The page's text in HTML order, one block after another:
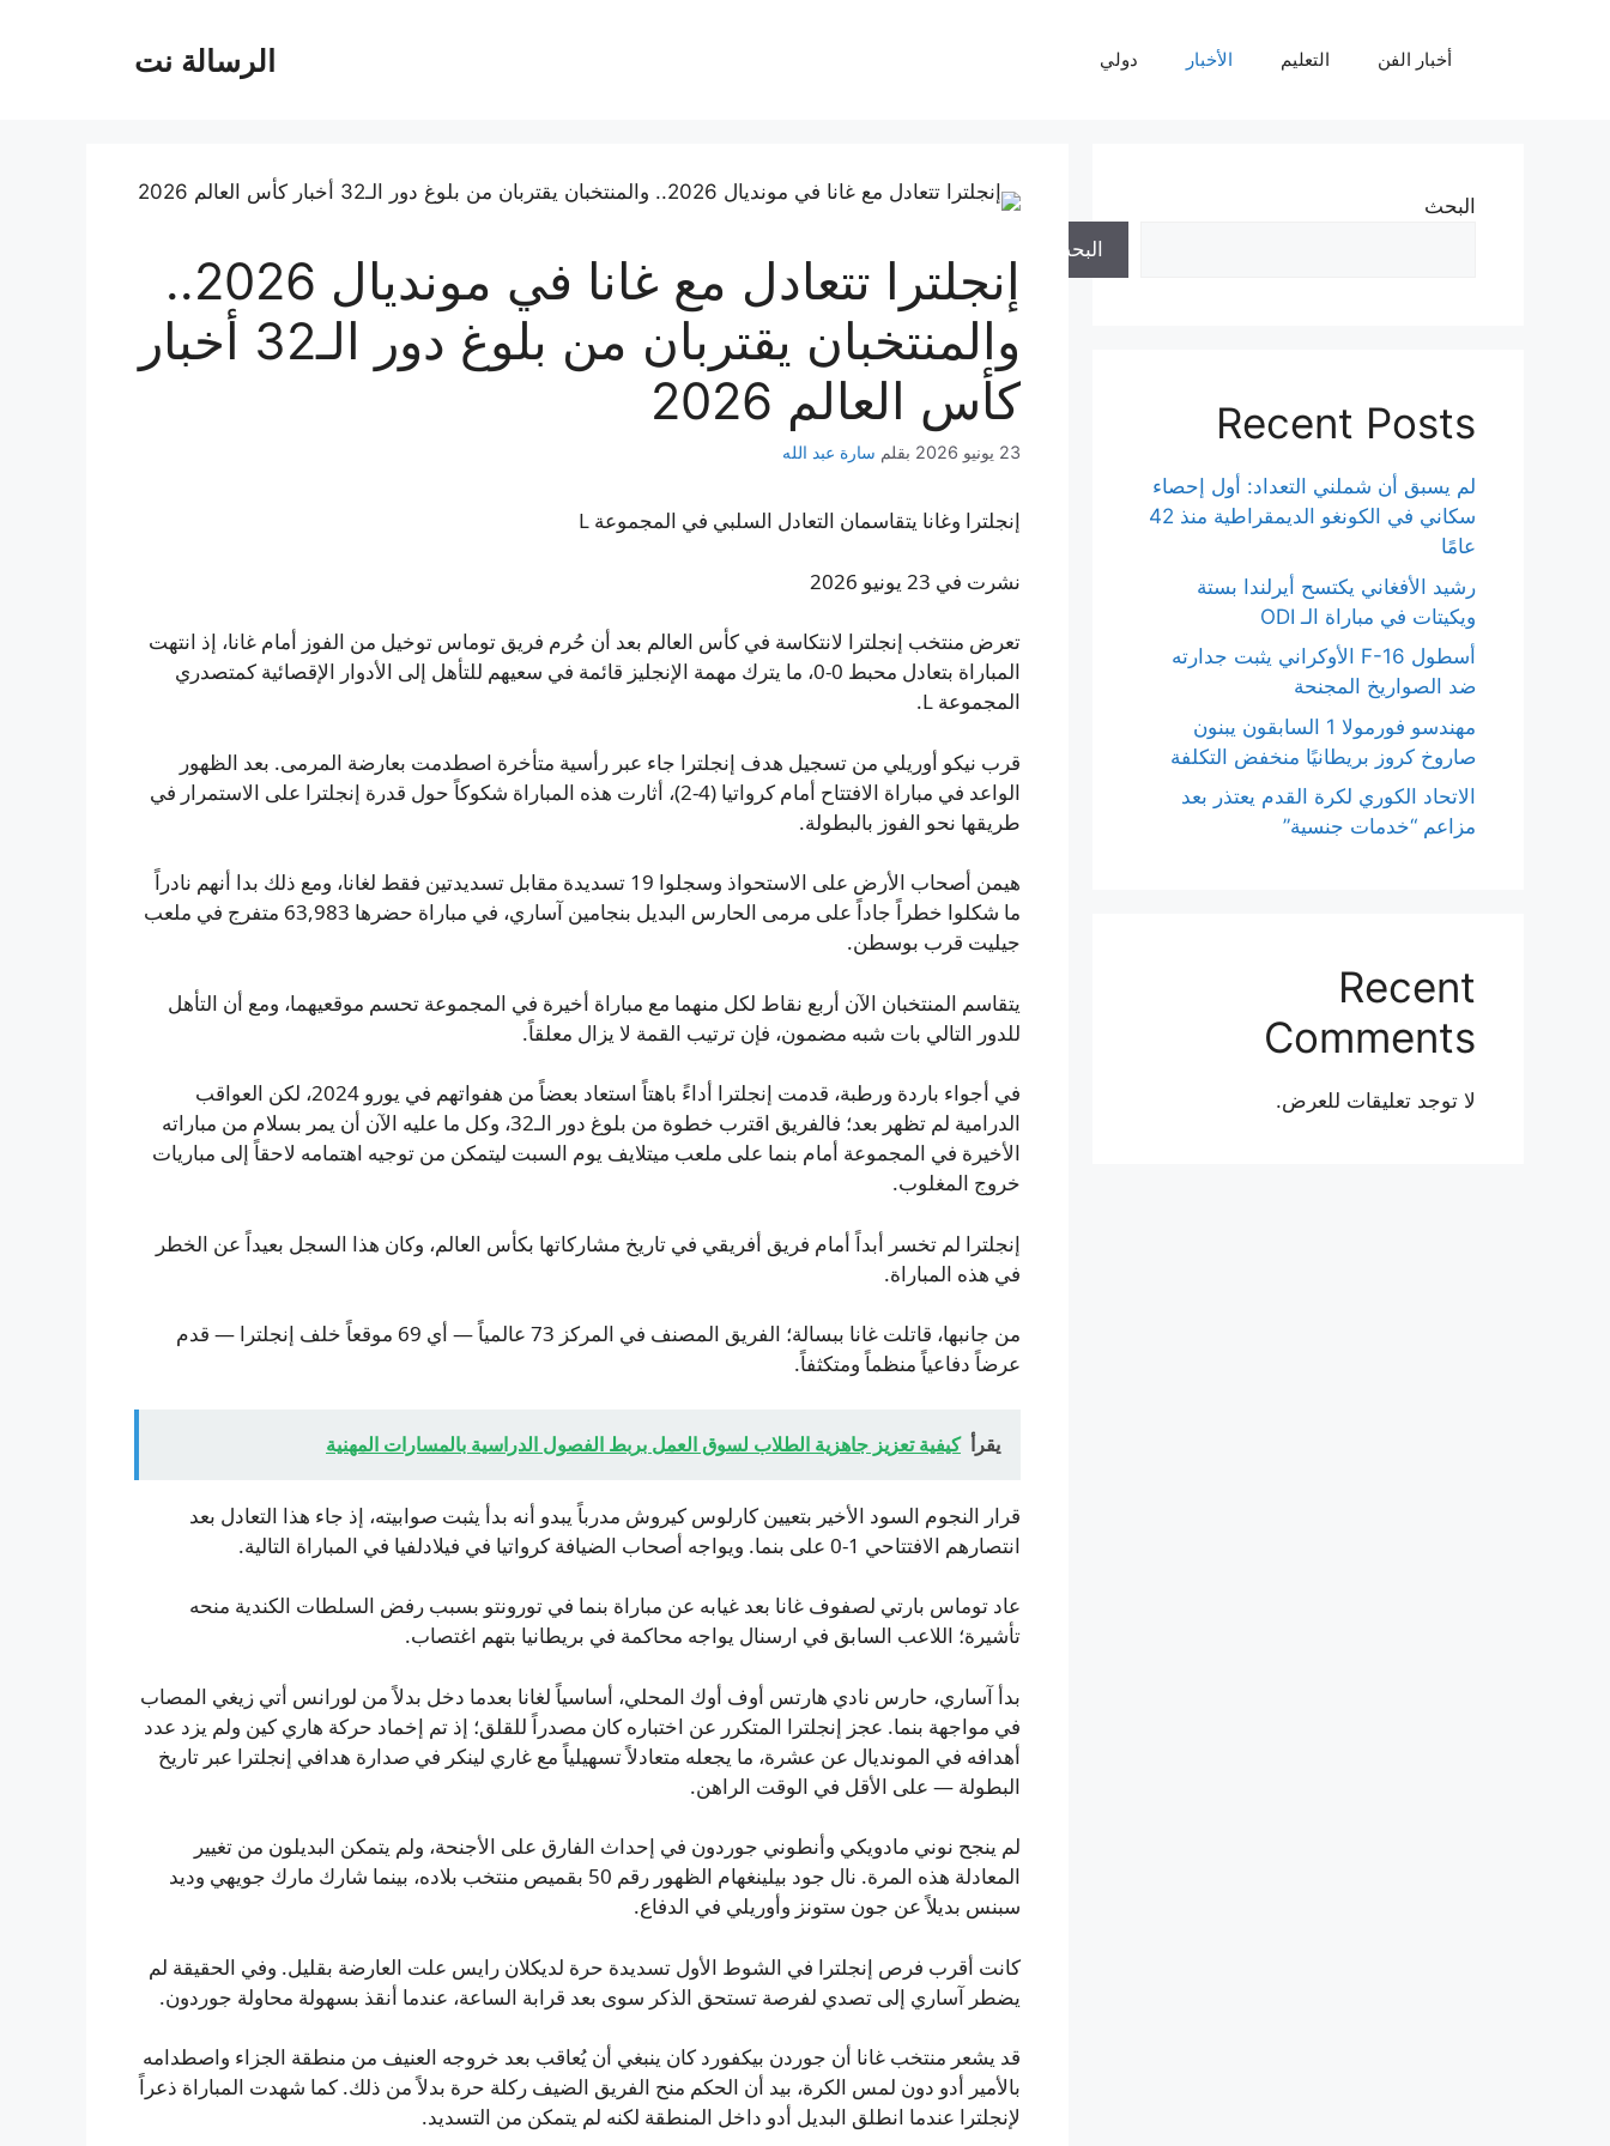
الرسالة نت أخبار الفن التعليم الأخبار دولي
إنجلترا تتعادل مع غانا في مونديال 2026..
والمنتخبان يقتربان من بلوغ دور الـ32 أخبار
كأس العالم 2026
23 يونيو 2026 بقلم سارة عبد الله
إنجلترا وغانا يتقاسمان التعادل السلبي في المجموعة L
نشرت في 23 يونيو 2026
تعرض منتخب إنجلترا لانتكاسة في كأس العالم بعد أن حُرم فريق توماس توخيل من الفوز أمام غانا، إذ انتهت
المباراة بتعادل محبط 0-0، ما يترك مهمة الإنجليز قائمة في سعيهم للتأهل إلى الأدوار الإقصائية كمتصدري
المجموعة L.
قرب نيكو أوريلي من تسجيل هدف إنجلترا جاء عبر رأسية متأخرة اصطدمت بعارضة المرمى. بعد الظهور
الواعد في مباراة الافتتاح أمام كرواتيا (4-2)، أثارت هذه المباراة شكوكاً حول قدرة إنجلترا على الاستمرار في
طريقها نحو الفوز بالبطولة.
هيمن أصحاب الأرض على الاستحواذ وسجلوا 19 تسديدة مقابل تسديدتين فقط لغانا، ومع ذلك بدا أنهم نادراً
ما شكلوا خطراً جاداً على مرمى الحارس البديل بنجامين آساري، في مباراة حضرها 63,983 متفرج في ملعب
جيليت قرب بوسطن.
يتقاسم المنتخبان الآن أربع نقاط لكل منهما مع مباراة أخيرة في المجموعة تحسم موقعيهما، ومع أن التأهل
للدور التالي بات شبه مضمون، فإن ترتيب القمة لا يزال معلقاً.
في أجواء باردة ورطبة، قدمت إنجلترا أداءً باهتاً استعاد بعضاً من هفواتهم في يورو 2024، لكن العواقب
الدرامية لم تظهر بعد؛ فالفريق اقترب خطوة من بلوغ دور الـ32، وكل ما عليه الآن أن يمر بسلام من مباراته
الأخيرة في المجموعة أمام بنما على ملعب ميتلايف يوم السبت ليتمكن من توجيه اهتمامه لاحقاً إلى مباريات
خروج المغلوب.
إنجلترا لم تخسر أبداً أمام فريق أفريقي في تاريخ مشاركاتها بكأس العالم، وكان هذا السجل بعيداً عن الخطر
في هذه المباراة.
من جانبها، قاتلت غانا ببسالة؛ الفريق المصنف في المركز 73 عالمياً — أي 69 موقعاً خلف إنجلترا — قدم
عرضاً دفاعياً منظماً ومتكثفاً.
يقرأ كيفية تعزيز جاهزية الطلاب لسوق العمل بربط الفصول الدراسية بالمسارات المهنية
قرار النجوم السود الأخير بتعيين كارلوس كيروش مدرباً يبدو أنه بدأ يثبت صوابيته، إذ جاء هذا التعادل بعد
انتصارهم الافتتاحي 1-0 على بنما. ويواجه أصحاب الضيافة كرواتيا في فيلادلفيا في المباراة التالية.
عاد توماس بارتي لصفوف غانا بعد غيابه عن مباراة بنما في تورونتو بسبب رفض السلطات الكندية منحه
تأشيرة؛ اللاعب السابق في ارسنال يواجه محاكمة في بريطانيا بتهم اغتصاب.
بدأ آساري، حارس نادي هارتس أوف أوك المحلي، أساسياً لغانا بعدما دخل بدلاً من لورانس أتي زيغي المصاب
في مواجهة بنما. عجز إنجلترا المتكرر عن اختباره كان مصدراً للقلق؛ إذ تم إخماد حركة هاري كين ولم يزد عدد
أهدافه في المونديال عن عشرة، ما يجعله متعادلاً تسهيلياً مع غاري لينكر في صدارة هدافي إنجلترا عبر تاريخ
البطولة — على الأقل في الوقت الراهن.
لم ينجح نوني مادويكي وأنطوني جوردون في إحداث الفارق على الأجنحة، ولم يتمكن البديلون من تغيير
المعادلة هذه المرة. نال جود بيلينغهام الظهور رقم 50 بقميص منتخب بلاده، بينما شارك مارك جويهي وديد
سبنس بديلاً عن جون ستونز وأوريلي في الدفاع.
كانت أقرب فرص إنجلترا في الشوط الأول تسديدة حرة لديكلان رايس علت العارضة بقليل. وفي الحقيقة لم
يضطر آساري إلى تصدي لفرصة تستحق الذكر سوى بعد قرابة الساعة، عندما أنقذ بسهولة محاولة جوردون.
قد يشعر منتخب غانا أن جوردن بيكفورد كان ينبغي أن يُعاقب بعد خروجه العنيف من منطقة الجزاء واصطدامه
بالأمير أدو دون لمس الكرة، بيد أن الحكم منح الفريق الضيف ركلة حرة بدلاً من ذلك. كما شهدت المباراة ذعراً
لإنجلترا عندما انطلق البديل أدو داخل المنطقة لكنه لم يتمكن من التسديد.
البحث
البحث
Recent Posts
لم يسبق أن شملني التعداد: أول إحصاء
سكاني في الكونغو الديمقراطية منذ 42
عامًا
رشيد الأفغاني يكتسح أيرلندا بستة
ويكيتات في مباراة الـ ODI
أسطول F-16 الأوكراني يثبت جدارته
ضد الصواريخ المجنحة
مهندسو فورمولا 1 السابقون يبنون
صاروخ كروز بريطانيًا منخفض التكلفة
الاتحاد الكوري لكرة القدم يعتذر بعد
مزاعم “خدمات جنسية”
Recent
Comments
لا توجد تعليقات للعرض.